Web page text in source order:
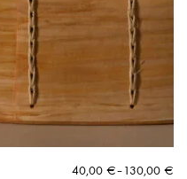
40,00 €–130,00 €
Hintaluokka: